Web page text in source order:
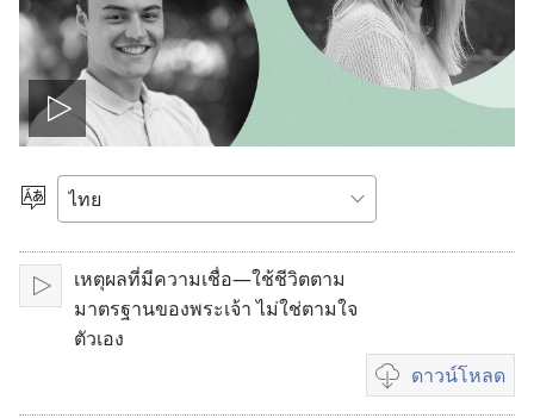
เล่น
วีดีโอ
เลือก
ภาษา
เล่น
เหตุผลที่มีความเชื่อ—ใช้ชีวิตตาม
มาตรฐานของพระเจ้า ไม่ใช่ตามใจ
ตัวเอง
ดาวน์โหลด
ตัว